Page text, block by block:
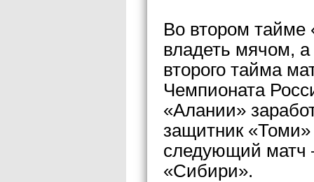
Во втором тайме
владеть мячом,
второго тайма
Чемпионата
«Алании»
защитник «Томи»
следующий матч
«Сибири».